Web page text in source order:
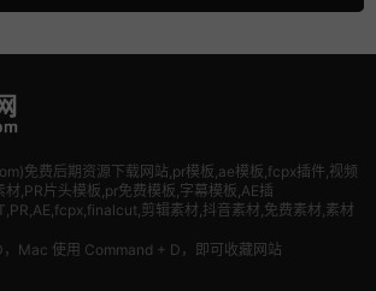
免费后期资源下载网站,pr模板,ae模板,fcpx插件,视频
材,PR片头模板,pr免费模板,字幕模板,AE插
剪辑素材,抖音素材,免费素材,素材
Mac 使用 Command + D，即可收藏网站